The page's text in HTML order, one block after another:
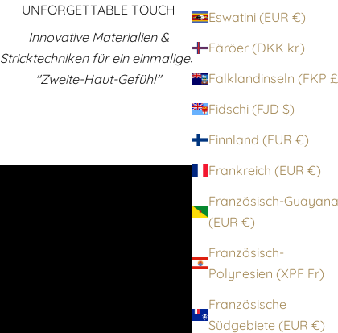
Eswatini (EUR €)
Färöer (DKK kr.)
Fidschi (FJD $)
Finnland (EUR €)
Frankreich (EUR €)
Französisch-Guayana
(EUR €)
Französisch-
Polynesien (XPF Fr)
Französische
Südgebiete (EUR €)
UNFORGETTABLE TOUCH
Innovative Materialien &
Stricktechniken für ein einmaliges
"Zweite-Haut-Gefühl"